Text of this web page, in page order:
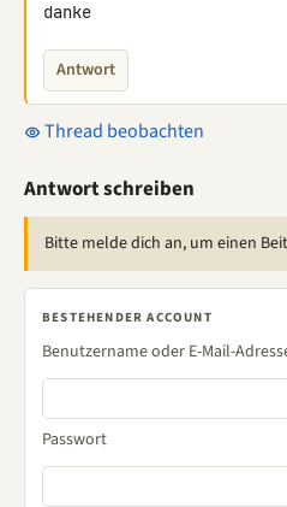
danke
Antwort
Thread beobachten
Antwort schreiben
Bitte melde dich an, um einen
BESTEHENDER ACCOUNT
Benutzername oder E-Mail-
Passwort